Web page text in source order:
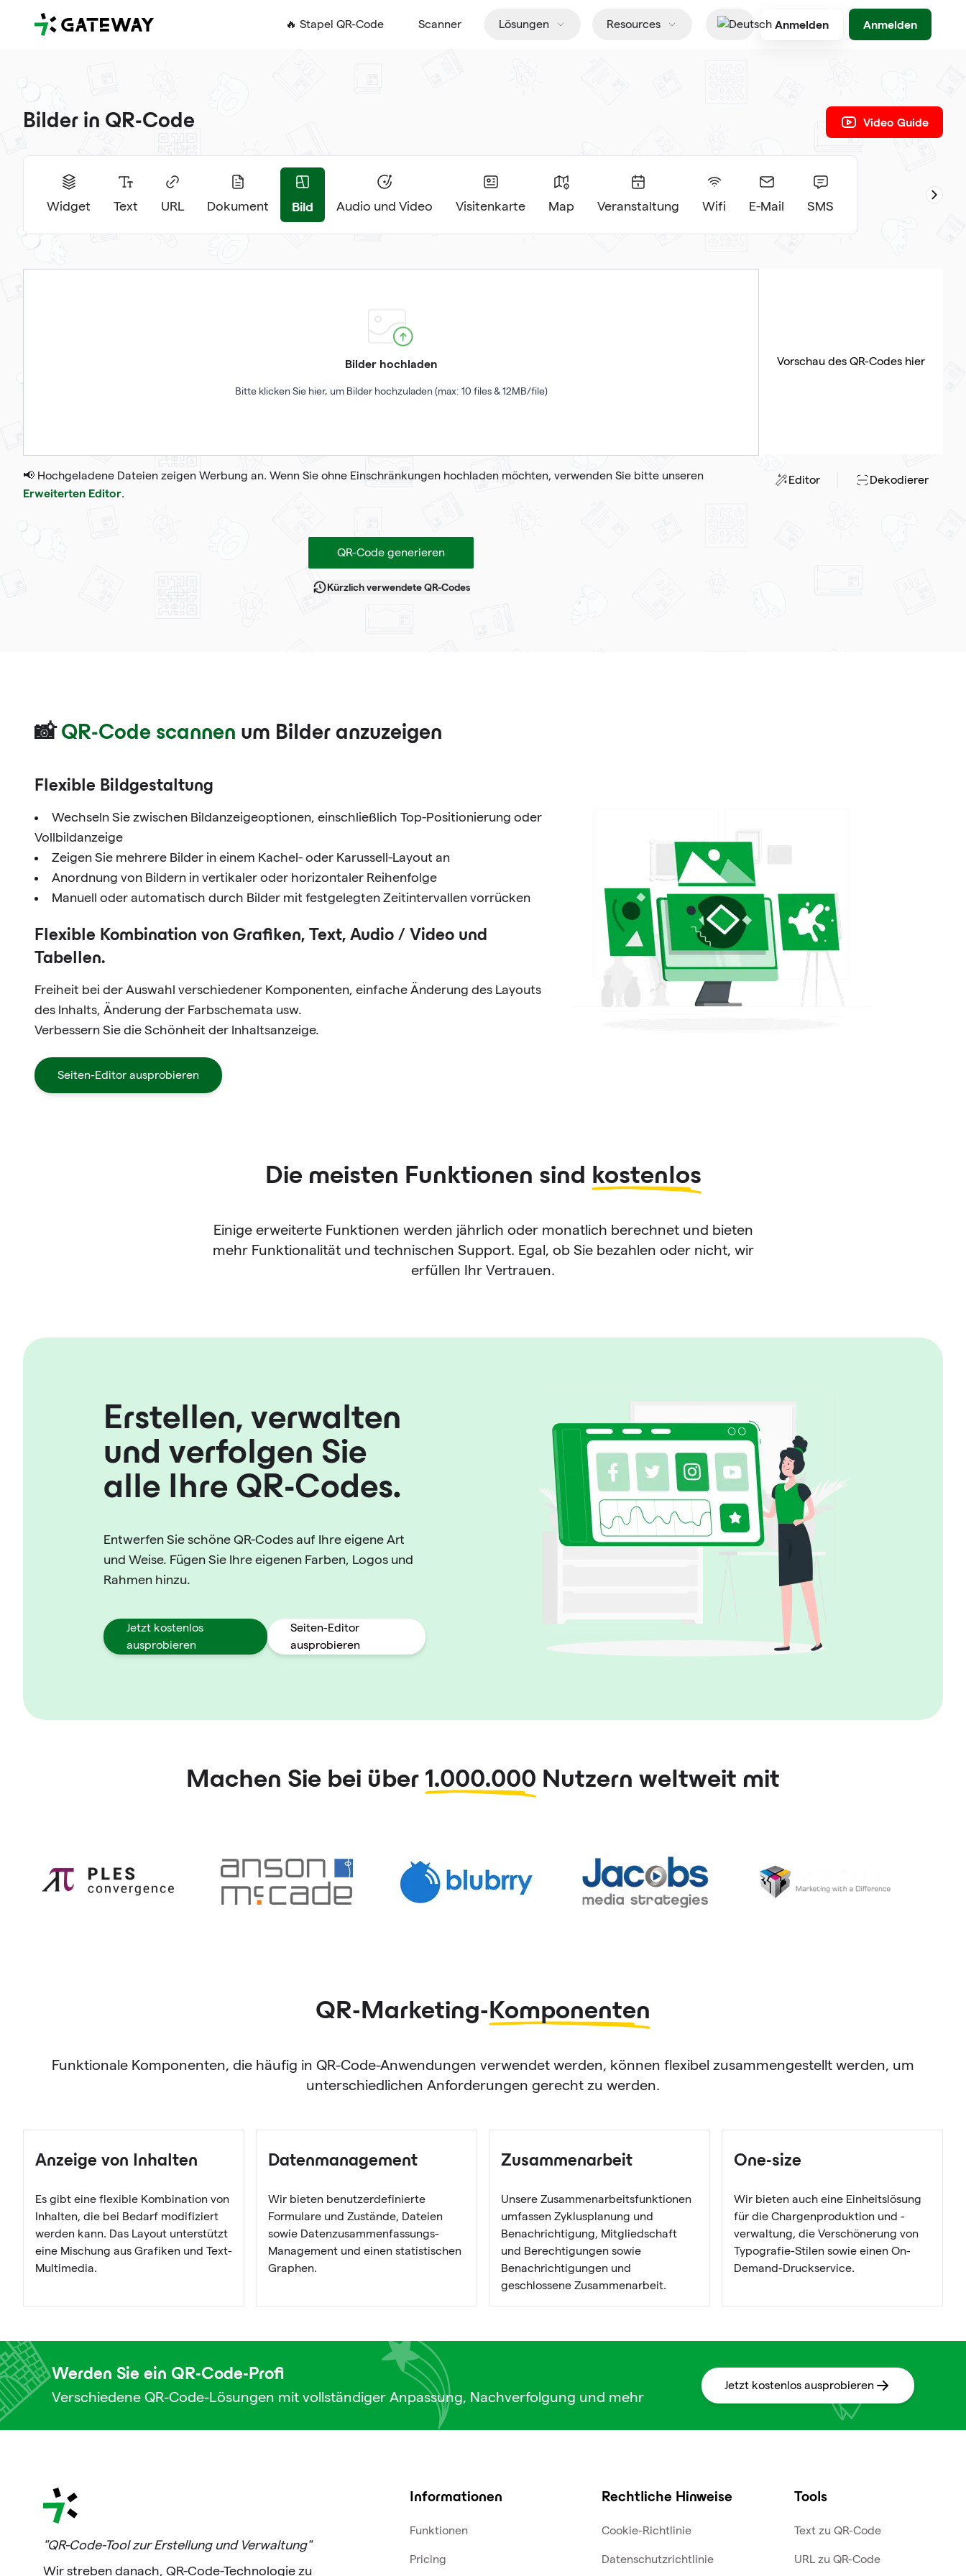
QRGateway 🔥 Stapel QR-Code Scanner Lösungen Resources
Deutsch
Anmelden Anmelden
Bilder in QR-Code Video Guide
Widget Text URL Dokument Bild Audio und Video Visitenkarte Map Veranstaltung Wifi E-Mail SMS
Bilder hochladen
Bitte klicken Sie hier, um Bilder hochzuladen (max: 10 files & 12MB/file)
📢 Hochgeladene Dateien zeigen Werbung an. Wenn Sie ohne Einschränkungen hochladen möchten, verwenden Sie bitte unseren
Erweiterten Editor.
QR-Code generieren
Kürzlich verwendete QR-Codes
Vorschau des QR-Codes hier
Editor Dekodierer
📸 QR-Code scannen um Bilder anzuzeigen
Flexible Bildgestaltung
Wechseln Sie zwischen Bildanzeigeoptionen, einschließlich Top-Positionierung oder
Vollbildanzeige
Zeigen Sie mehrere Bilder in einem Kachel- oder Karussell-Layout an
Anordnung von Bildern in vertikaler oder horizontaler Reihenfolge
Manuell oder automatisch durch Bilder mit festgelegten Zeitintervallen vorrücken
Flexible Kombination von Grafiken, Text, Audio / Video und
Tabellen.
Freiheit bei der Auswahl verschiedener Komponenten, einfache Änderung des Layouts
des Inhalts, Änderung der Farbschemata usw.
Verbessern Sie die Schönheit der Inhaltsanzeige.
Seiten-Editor ausprobieren
Die meisten Funktionen sind kostenlos
Einige erweiterte Funktionen werden jährlich oder monatlich berechnet und bieten
mehr Funktionalität und technischen Support. Egal, ob Sie bezahlen oder nicht, wir
erfüllen Ihr Vertrauen.
Erstellen, verwalten
und verfolgen Sie
alle Ihre QR-Codes.
Entwerfen Sie schöne QR-Codes auf Ihre eigene Art
und Weise. Fügen Sie Ihre eigenen Farben, Logos und
Rahmen hinzu.
Jetzt kostenlos
ausprobieren
Seiten-Editor
ausprobieren
Machen Sie bei über 1.000.000 Nutzern weltweit mit
QR-Marketing- Komponenten
Funktionale Komponenten, die häufig in QR-Code-Anwendungen verwendet werden, können flexibel zusammengestellt werden, um
unterschiedlichen Anforderungen gerecht zu werden.
Anzeige von Inhalten
Es gibt eine flexible Kombination von
Inhalten, die bei Bedarf modifiziert
werden kann. Das Layout unterstützt
eine Mischung aus Grafiken und Text-
Multimedia.
Datenmanagement
Wir bieten benutzerdefinierte
Formulare und Zustände, Dateien
sowie Datenzusammenfassungs-
Management und einen statistischen
Graphen.
Zusammenarbeit
Unsere Zusammenarbeitsfunktionen
umfassen Zyklusplanung und
Benachrichtigung, Mitgliedschaft
und Berechtigungen sowie
Benachrichtigungen und
geschlossene Zusammenarbeit.
One-size
Wir bieten auch eine Einheitslösung
für die Chargenproduktion und -
verwaltung, die Verschönerung von
Typografie-Stilen sowie einen On-
Demand-Druckservice.
Werden Sie ein QR-Code-Profi
Verschiedene QR-Code-Lösungen mit vollständiger Anpassung, Nachverfolgung und mehr
Jetzt kostenlos ausprobieren
"QR-Code-Tool zur Erstellung und Verwaltung"
Wir streben danach, QR-Code-Technologie zu
Informationen
Funktionen
Pricing
Rechtliche Hinweise
Cookie-Richtlinie
Datenschutzrichtlinie
Tools
Text zu QR-Code
URL zu QR-Code